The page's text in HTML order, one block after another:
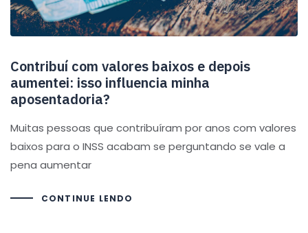
Contribuí com valores baixos e depois
aumentei: isso influencia minha
aposentadoria?
Muitas pessoas que contribuíram por anos com valores
baixos para o INSS acabam se perguntando se vale a
pena aumentar
CONTINUE LENDO